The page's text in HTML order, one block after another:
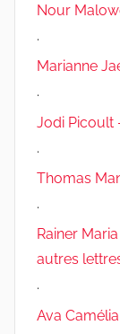
Nour
.
Marianne
.
Jodi Picoult
.
Thomas
.
Rainer
autres
.
Ava